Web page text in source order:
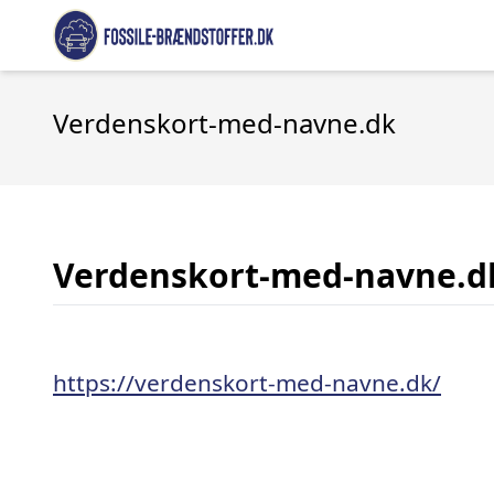
Verdenskort-med-navne.dk
Verdenskort-med-
https://verdenskort-med-navne.dk/